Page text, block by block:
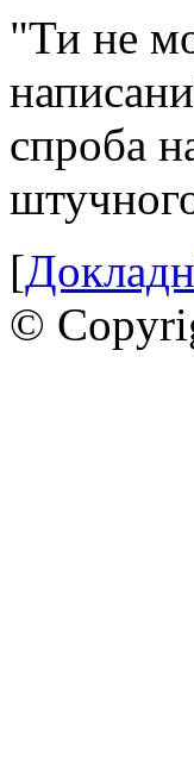
"Ти не
спроба
[
©